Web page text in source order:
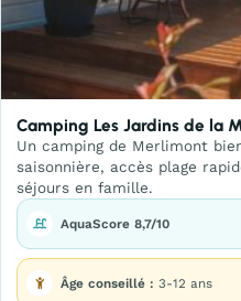
Camping Les Jardins de la
Un camping de Merlimont
saisonnière, accès plage
séjours en famille.
AquaScore 8,7/10
Âge conseillé : 3-12 ans